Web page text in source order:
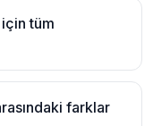
tüm
farklar